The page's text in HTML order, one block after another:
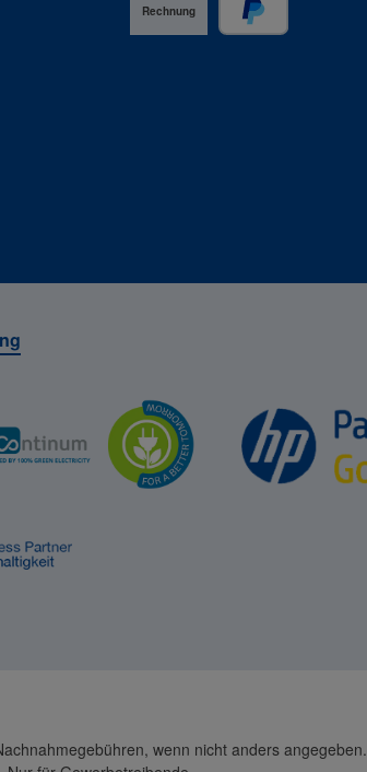
Rechnung
wenn nicht anders angegeben.